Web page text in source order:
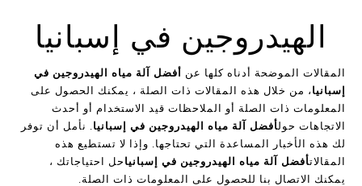
الهيدروجين في إسبانيا
المقالات الموضحة أدناه كلها عن أفضل آلة مياه الهيدروجين في
إسبانيا ، من خلال هذه المقالات ذات الصلة ، يمكنك الحصول على
المعلومات ذات الصلة أو الملاحظات قيد الاستخدام أو أحدث
الاتجاهات حولأفضل آلة مياه الهيدروجين في إسبانيا. نأمل أن توفر
لك هذه الأخبار المساعدة التي تحتاجها. وإذا لا تستطيع هذه
المقالاتأفضل آلة مياه الهيدروجين في إسبانيا حل احتياجاتك ،
يمكنك الاتصال بنا للحصول على المعلومات ذات الصلة.